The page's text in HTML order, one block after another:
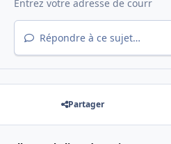
Répondre à ce sujet…
Partager